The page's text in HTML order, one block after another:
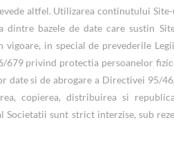
altfel. Utilizarea continutului
bazele de date care sustin
in special de prevederile
679 privind protectia persoanelor
date si de abrogare a Directivei 95/
copierea, distribuirea si
sunt strict interzise, sub